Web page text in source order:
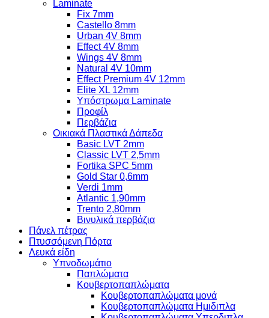
Laminate
Fix 7mm
Castello 8mm
Urban 4V 8mm
Effect 4V 8mm
Wings 4V 8mm
Natural 4V 10mm
Effect Premium 4V 12mm
Elite XL 12mm
Υπόστρωμα Laminate
Προφίλ
Περβάζια
Οικιακά Πλαστικά Δάπεδα
Basic LVT 2mm
Classic LVT 2,5mm
Fortika SPC 5mm
Gold Star 0,6mm
Verdi 1mm
Atlantic 1,90mm
Trento 2,80mm
Βινυλικά περβάζια
Πάνελ πέτρας
Πτυσσόμενη Πόρτα
Λευκά είδη
Υπνοδωμάτιο
Παπλώματα
Κουβερτοπαπλώματα
Κουβερτοπαπλώματα μονά
Κουβερτοπαπλώματα Ημιδιπλα